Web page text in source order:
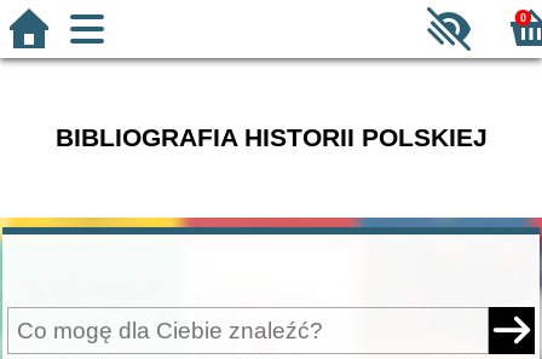
0
BIBLIOGRAFIA HISTORII POLSKIEJ